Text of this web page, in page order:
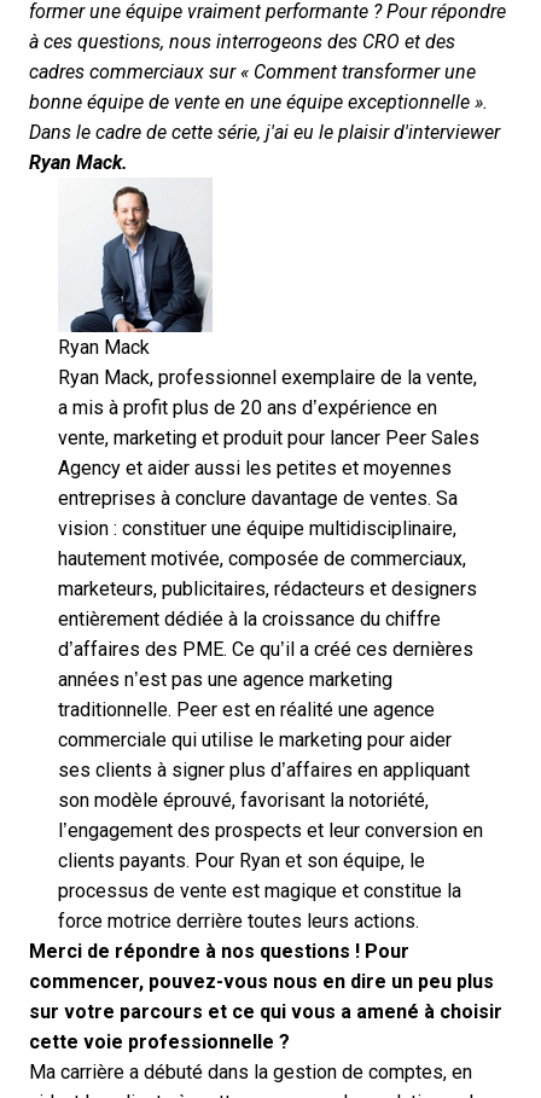
former une équipe vraiment performante ? Pour répondre
à ces questions, nous interrogeons des CRO et des
cadres commerciaux sur « Comment transformer une
bonne équipe de vente en une équipe exceptionnelle ».
Dans le cadre de cette série, j'ai eu le plaisir d'interviewer
Ryan Mack.
Ryan Mack
Ryan Mack, professionnel exemplaire de la vente,
a mis à profit plus de 20 ans d’expérience en
vente, marketing et produit pour lancer Peer Sales
Agency et aider aussi les petites et moyennes
entreprises à conclure davantage de ventes. Sa
vision : constituer une équipe multidisciplinaire,
hautement motivée, composée de commerciaux,
marketeurs, publicitaires, rédacteurs et designers
entièrement dédiée à la croissance du chiffre
d’affaires des PME. Ce qu’il a créé ces dernières
années n’est pas une agence marketing
traditionnelle. Peer est en réalité une agence
commerciale qui utilise le marketing pour aider
ses clients à signer plus d’affaires en appliquant
son modèle éprouvé, favorisant la notoriété,
l’engagement des prospects et leur conversion en
clients payants. Pour Ryan et son équipe, le
processus de vente est magique et constitue la
force motrice derrière toutes leurs actions.
Merci de répondre à nos questions ! Pour
commencer, pouvez-vous nous en dire un peu plus
sur votre parcours et ce qui vous a amené à choisir
cette voie professionnelle ?
Ma carrière a débuté dans la gestion de comptes, en